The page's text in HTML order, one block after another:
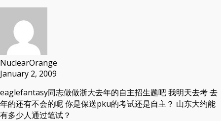
NuclearOrange
January 2, 2009
eaglefantasy同志做做浙大去年的自主招生题吧 我明天去考 去
年的还有不会的呢 你是保送pku的考试还是自主？ 山东大约能
有多少人通过笔试？